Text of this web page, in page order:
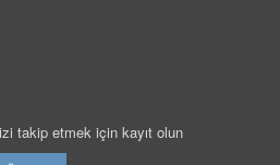
takip etmek için kayıt olun